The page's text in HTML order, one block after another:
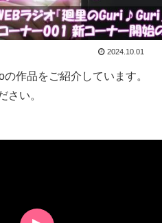
2024.10.01
作品をご紹介しています。
さい。